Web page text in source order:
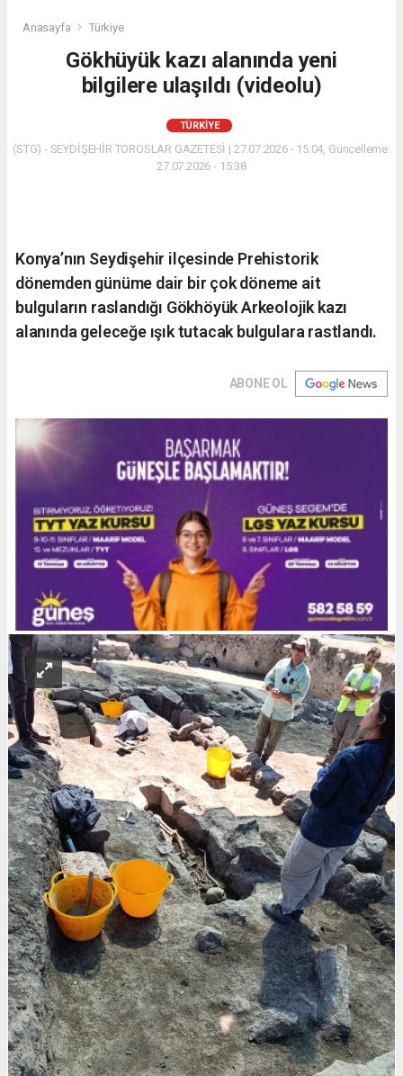
Anasayfa Türkiye
Gökhüyük kazı alanında yeni
bilgilere ulaşıldı (videolu)
TÜRKIYE
(STG) - SEYDİŞEHİR TOROSLAR GAZETESİ | 27.07.2026 - 15:04, Güncelleme:
27.07.2026 - 15:38
Konya’nın Seydişehir ilçesinde Prehistorik
dönemden günüme dair bir çok döneme ait
bulguların raslandığı Gökhöyük Arkeolojik kazı
alanında geleceğe ışık tutacak bulgulara rastlandı.
ABONE OL